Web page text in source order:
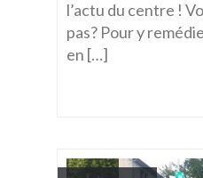
l’actu du centre !
pas? Pour y
en […]